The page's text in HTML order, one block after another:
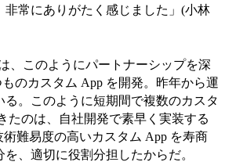
非常にありがたく感じました」(小林
、このようにパートナーシップを深
のカスタム App を開発。昨年から運
る。このように短期間で複数のカスタ
たのは、自社開発で素早く実装する
難易度の高いカスタム App を寿商
、適切に役割分担したからだ。